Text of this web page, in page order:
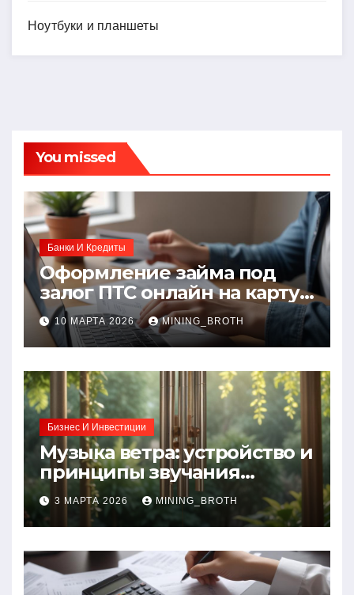
Ноутбуки и планшеты
You missed
Банки И Кредиты
Оформление займа под
залог ПТС онлайн на карту
без визита в офис: порядок,
требования и документы
10 МАРТА 2026 MINING_BROTH
Бизнес И Инвестиции
Музыка ветра: устройство и
принципы звучания
колокольчиков
3 МАРТА 2026 MINING_BROTH